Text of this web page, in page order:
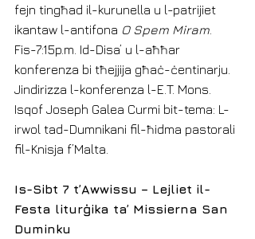
fejn tingħad il-kurunella u l-patrijiet
ikantaw l-antifona O Spem Miram
Fis-7:15p.m. Id-Disa’ u l-aħħar
konferenza bi tħejjija għaċ-ċentinarju.
Jindirizza l-konferenza l-E.T. Mons.
Isqof Joseph Galea Curmi bit-tema: L-
irwol tad-Dumnikani fil-ħidma pastorali
fil-Knisja f’Malta.
Is-Sibt 7 t’Awwissu – Lejliet il-
Festa liturġika ta’ Missierna San
Duminku